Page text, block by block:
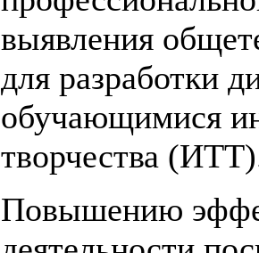
выявления
для разработки
обучающимися
творчества
Повышению